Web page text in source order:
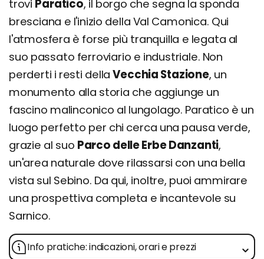
trovi Paratico, il borgo che segna la sponda
bresciana e l'inizio della Val Camonica. Qui
l'atmosfera è forse più tranquilla e legata al
suo passato ferroviario e industriale. Non
perderti i resti dellaVecchia Stazione, un
monumento alla storia che aggiunge un
fascino malinconico al lungolago. Paratico è un
luogo perfetto per chi cerca una pausa verde,
grazie al suo Parco delle Erbe Danzanti,
un'area naturale dove rilassarsi con una bella
vista sul Sebino. Da qui, inoltre, puoi ammirare
una prospettiva completa e incantevole su
Sarnico.
Info pratiche: indicazioni, orari e prezzi